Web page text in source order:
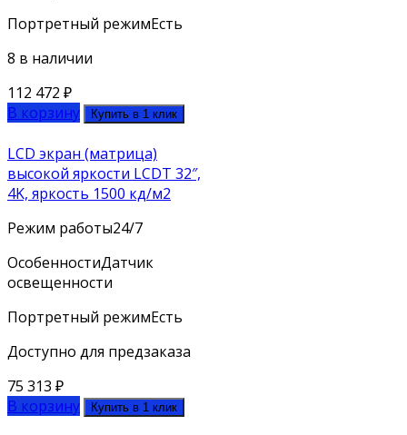
Портретный режимЕсть
8 в наличии
112 472 ₽
В корзину
Купить в 1 клик
LCD экран (матрица)
высокой яркости LCDT 32″,
4K, яркость 1500 кд/м2
Режим работы24/7
ОсобенностиДатчик
освещенности
Портретный режимЕсть
Доступно для предзаказа
75 313 ₽
В корзину
Купить в 1 клик